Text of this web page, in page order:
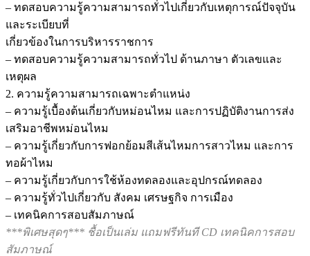
– ทดสอบความรู้ความสามารถทั่วไปเกี่ยวกับเหตุการณ์ปัจจุบัน
และระเบียบที่
เกี่ยวข้องในการบริหารราชการ
– ทดสอบความรู้ความสามารถทั่วไป ด้านภาษา ตัวเลขและ
เหตุผล
2. ความรู้ความสามารถเฉพาะตำแหน่ง
– ความรู้เบื้องต้นเกี่ยวกับหม่อนไหม และการปฏิบัติงานการส่ง
เสริมอาชีพหม่อนไหม
– ความรู้เกี่ยวกับการฟอกย้อมสีเส้นไหมการสาวไหม และการ
ทอผ้าไหม
– ความรู้เกี่ยวกับการใช้ห้องทดลองและอุปกรณ์ทดลอง
– ความรู้ทั่วไปเกี่ยวกับ สังคม เศรษฐกิจ การเมือง
– เทคนิคการสอบสัมภาษณ์
***พิเศษสุดๆ*** ชื้อเป็นเล่ม แถมฟรีทันที CD เทคนิคการสอบ
สัมภาษณ์